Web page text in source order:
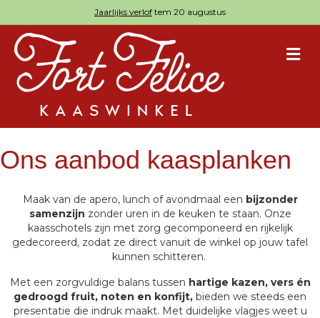
Jaarlijks verlof tem 20 augustus
Ons aanbod kaasplanken
Maak van de apero, lunch of avondmaal een bijzonder
samenzijn zonder uren in de keuken te staan. Onze
kaasschotels zijn met zorg gecomponeerd en rijkelijk
gedecoreerd, zodat ze direct vanuit de winkel op jouw tafel
kunnen schitteren.
Met een zorgvuldige balans tussen hartige kazen, vers én
gedroogd fruit, noten en konfijt, bieden we steeds een
presentatie die indruk maakt. Met duidelijke vlagjes weet u